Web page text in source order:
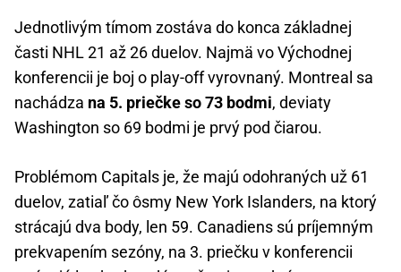
Jednotlivým tímom zostáva do konca základnej
časti NHL 21 až 26 duelov. Najmä vo Východnej
konferencii je boj o play-off vyrovnaný. Montreal sa
nachádza na 5. priečke so 73 bodmi, deviaty
Washington so 69 bodmi je prvý pod čiarou.
Problémom Capitals je, že majú odohraných už 61
duelov, zatiaľ čo ôsmy New York Islanders, na ktorý
strácajú dva body, len 59. Canadiens sú príjemným
prekvapením sezóny, na 3. priečku v konferencii